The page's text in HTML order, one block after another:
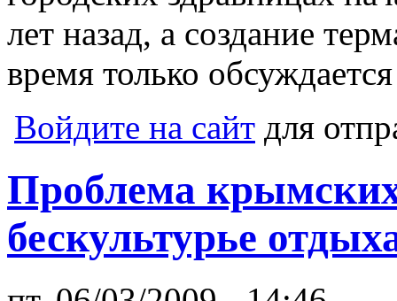
лет назад, а создание
время только
Войдите на сайт для
Проблема
бескультурье